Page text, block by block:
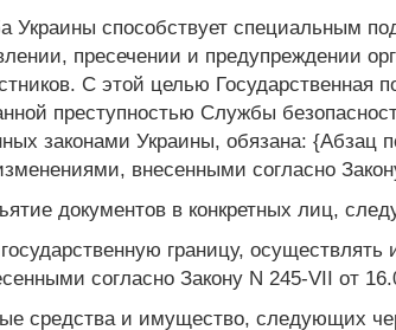
Украины способствует специальным
пресечении и предупреждении
С этой целью
преступностью Службы
законами Украины, обязана: {Абзац
внесенными согласно
документов в конкретных лиц,
границу,
согласно Закону N 245-VII от
средства и имущество, следующих